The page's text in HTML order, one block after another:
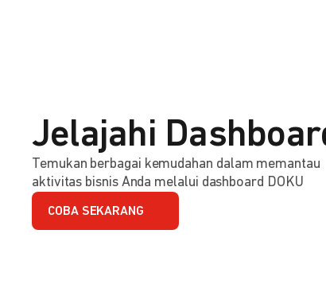
Jelajahi
Temukan berbagai kemudahan dalam memantau
aktivitas bisnis Anda melalui dashboard DOKU
COBA SEKARANG